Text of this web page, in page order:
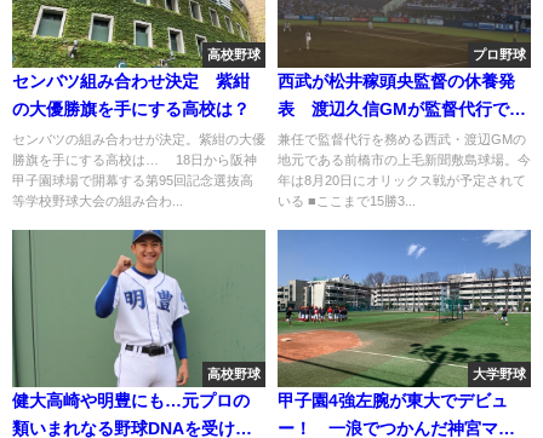
高校野球
センバツ組み合わせ決定 紫紺
の大優勝旗を手にする高校は？
センバツの組み合わせが決定。紫紺の大優
勝旗を手にする高校は… 18日から阪神
甲子園球場で開幕する第95回記念選抜高
等学校野球大会の組み合わ...
プロ野球
西武が松井稼頭央監督の休養発
表 渡辺久信GMが監督代行で11
年ぶり現場復帰
兼任で監督代行を務める西武・渡辺GMの
地元である前橋市の上毛新聞敷島球場。今
年は8月20日にオリックス戦が予定されて
いる ■ここまで15勝3...
高校野球
健大高崎や明豊にも…元プロの
類いまれなる野球DNAを受け継
大学野球
甲子園4強左腕が東大でデビュ
ー！ 一浪でつかんだ神宮マウ